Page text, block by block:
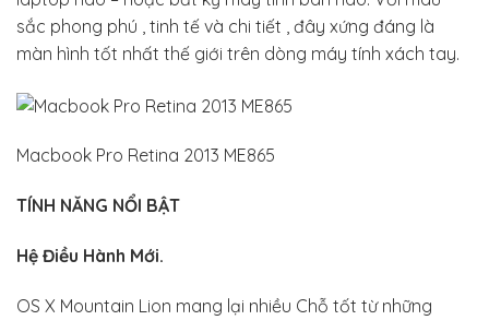
sắc phong phú , tinh tế và chi tiết , đây xứng đáng là
màn hình tốt nhất thế giới trên dòng máy tính xách tay.
Macbook Pro Retina 2013 ME865
TÍNH NĂNG NỔI BẬT
Hệ Điều Hành Mới.
OS X Mountain Lion mang lại nhiều Chỗ tốt từ những